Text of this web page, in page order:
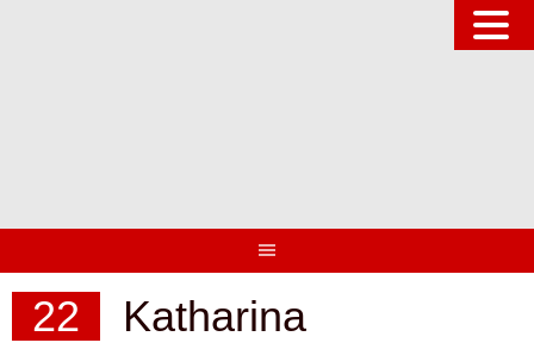
22
Katharina